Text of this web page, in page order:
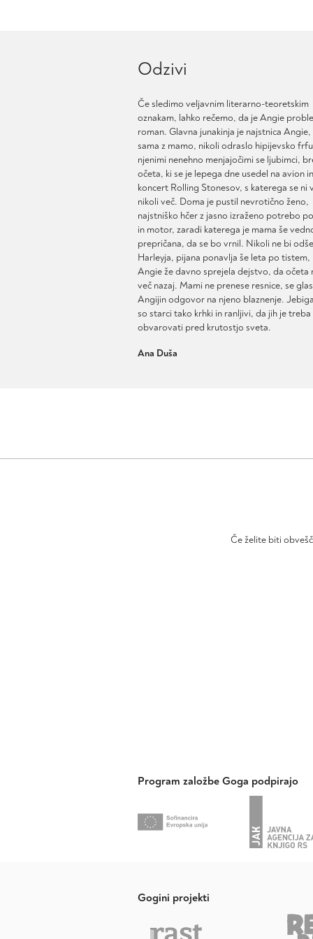
lahko
strani
izdelka
Odzivi
Če sledimo veljavnim literarno-teoretskim
oznakam, lahko rečemo, da je Angie
roman. Glavna junakinja je najstnica Angie,
sama z mamo, nikoli odraslo hipijevsko
njenimi nenehno menjajočimi se ljubimci,
očeta, ki se je lepega dne usedel na avion
koncert Rolling Stonesov, s katerega se ni
nikoli več. Doma je pustil nevrotično ženo,
najstniško hčer z jasno izraženo potrebo
in motor, zaradi katerega je mama še
prepričana, da se bo vrnil. Nikoli ne bi
Harleyja, pijana ponavlja še leta po tistem,
Angie že davno sprejela dejstvo, da očeta
več nazaj. Mami ne prenese resnice, se
Angijin odgovor na njeno blaznenje.
so starci tako krhki in ranljivi, da jih je treba
obvarovati pred krutostjo sveta.
Ana Duša
Če želite biti
Program založbe Goga podpirajo
Gogini projekti